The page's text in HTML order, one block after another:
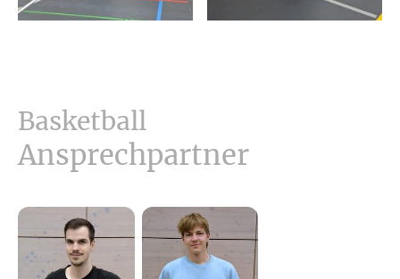
Basketball
Ansprechpartner